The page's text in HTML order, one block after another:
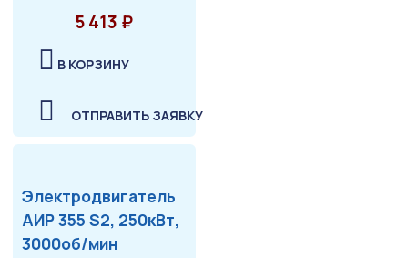
5 413 ₽
В КОРЗИНУ
ОТПРАВИТЬ ЗАЯВКУ
Электродвигатель
АИР 355 S2, 250кВт,
3000об/мин